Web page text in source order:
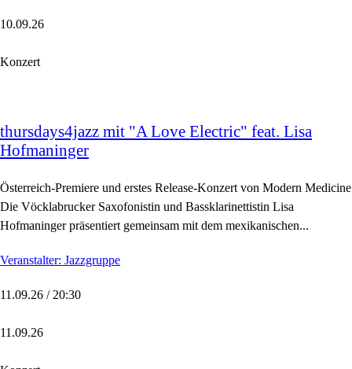
10.09.26
Konzert
thursdays4jazz mit "A Love Electric" feat. Lisa
Hofmaninger
Österreich-Premiere und erstes Release-Konzert von Modern Medicine
Die Vöcklabrucker Saxofonistin und Bassklarinettistin Lisa
Hofmaninger präsentiert gemeinsam mit dem mexikanischen...
Veranstalter: Jazzgruppe
11.09.26 / 20:30
11.09.26